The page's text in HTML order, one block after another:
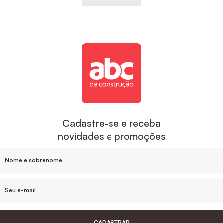
Cadastre-se e receba
novidades e promoções